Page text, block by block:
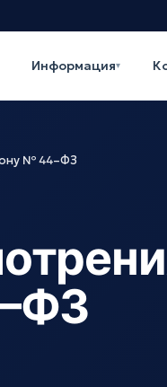
Информация▾
№ 44–ФЗ